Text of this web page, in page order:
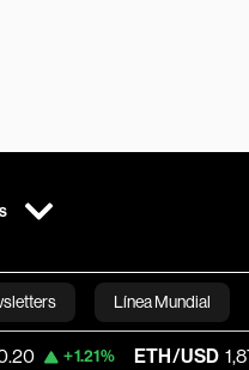
Línea Mundial
Bloomberg
ETH/USD 1,879.76